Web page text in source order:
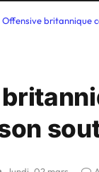
Offensive britannique